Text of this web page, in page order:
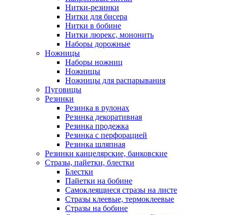
Нитки-резинки
Нитки для бисера
Нитки в бобине
Нитки люрекс, мононить
Наборы дорожные
Ножницы
Наборы ножниц
Ножницы
Ножницы для распарывания
Пуговицы
Резинки
Резинка в рулонах
Резинка декоративная
Резинка продежка
Резинка с перфорацией
Резинка шляпная
Резинки канцелярские, банковские
Стразы, пайетки, блестки
Блестки
Пайетки на бобине
Самоклеящиеся стразы на листе
Стразы клеевые, термоклеевые
Стразы на бобине